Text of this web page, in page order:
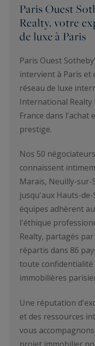
Paris Ouest
Realty, votre
de luxe à Paris
Paris Ouest
intervient à Paris et
réseau de luxe
International Realty
France dans l'achat
prestige.
Nos 50
connaissent
Marais, Neuilly-sur-
jusqu'aux Hauts-de-
équipes adhèrent
l'éthique
Realty, partagés
répartis dans 86
toute confidentialité
immobilières
Une réputation
et des ressources
vous
projet immobilier